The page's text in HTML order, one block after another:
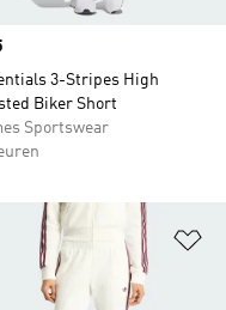
3-Stripes High
Biker Short
Sportswear
zetten